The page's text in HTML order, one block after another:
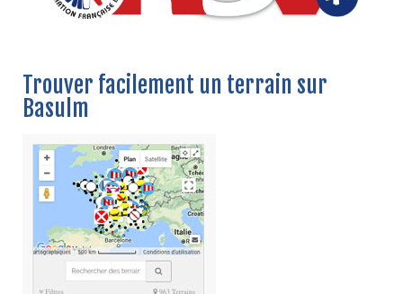
Trouver facilement un terrain sur
Basulm